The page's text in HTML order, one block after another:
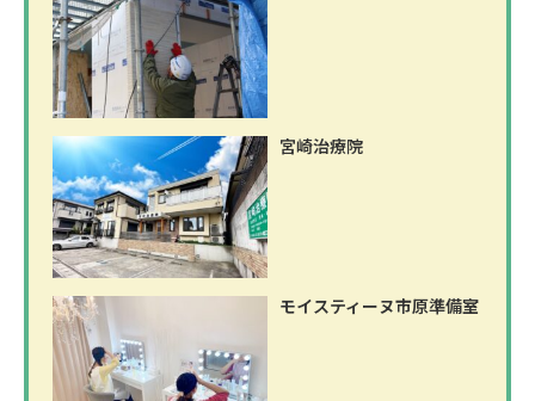
宮崎治療院
モイスティーヌ市原準備室